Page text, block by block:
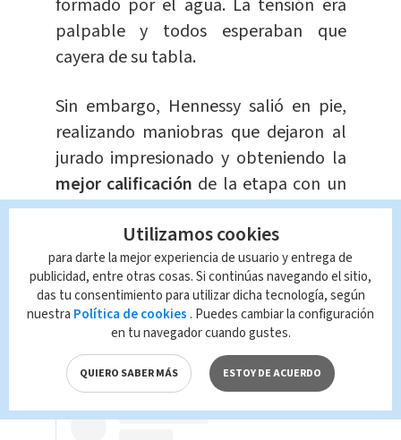
formado por el agua. La tensión era
palpable y todos esperaban que
cayera de su tabla.
Sin embargo, Hennessy salió en pie,
realizando maniobras que dejaron al
jurado impresionado y obteniendo la
mejor calificación de la etapa con un
notable 7.67.
A pesar de las pocas olas favorables, la
tenacidad y destreza deHennessyle
permitieron alcanzar una puntuación
final de 12.34, superando los 9.90 de su
rival portuguesa.
Utilizamos cookies
para darte la mejor experiencia de usuario y entrega de
publicidad, entre otras cosas. Si continúas navegando el sitio,
das tu consentimiento para utilizar dicha tecnología, según
nuestra Política de cookies . Puedes cambiar la configuración
en tu navegador cuando gustes.
QUIERO SABER MÁS ESTOY DE ACUERDO